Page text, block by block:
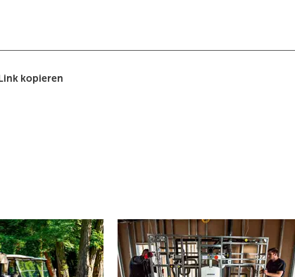
kopieren